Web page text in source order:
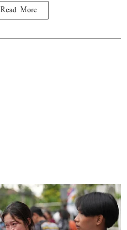
Read More